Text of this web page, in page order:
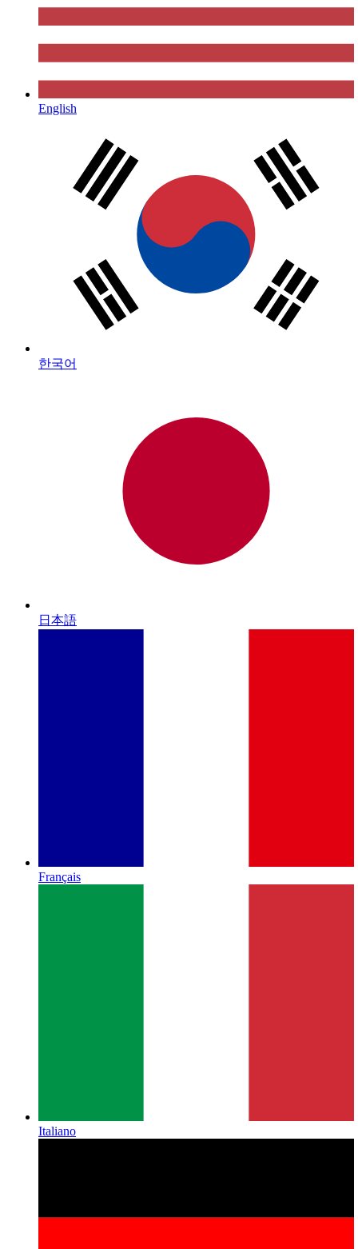
English
한국어
日本語
Français
Italiano